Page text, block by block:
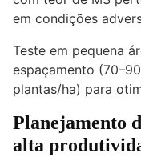
em condições
Teste em pequena
espaçamento
plantas/ha) para
Planejamento
alta